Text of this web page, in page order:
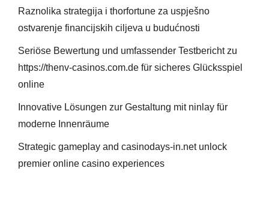
Raznolika strategija i thorfortune za uspješno
ostvarenje financijskih ciljeva u budućnosti
Seriöse Bewertung und umfassender Testbericht zu
https://thenv-casinos.com.de für sicheres Glücksspiel
online
Innovative Lösungen zur Gestaltung mit ninlay für
moderne Innenräume
Strategic gameplay and casinodays-in.net unlock
premier online casino experiences